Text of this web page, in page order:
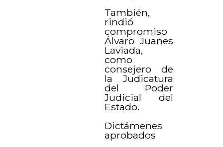
También,
rindió
compromiso
Álvaro Juanes
Laviada,
como
consejero de
la Judicatura
del Poder
Judicial del
Estado.
Dictámenes
aprobados